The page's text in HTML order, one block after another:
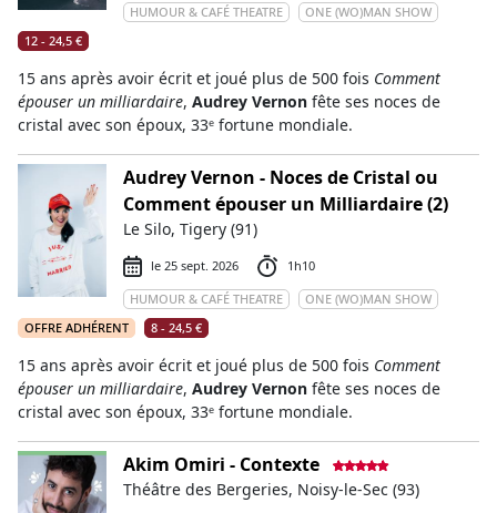
HUMOUR & CAFÉ THEATRE
ONE (WO)MAN SHOW
12 - 24,5 €
15 ans après avoir écrit et joué plus de 500 fois Comment
épouser un milliardaire, Audrey Vernon fête ses noces de
cristal avec son époux, 33ᵉ fortune mondiale.
Audrey Vernon - Noces de Cristal ou
Comment épouser un Milliardaire (2)
Le Silo, Tigery (91)
le 25 sept. 2026
1h10
HUMOUR & CAFÉ THEATRE
ONE (WO)MAN SHOW
OFFRE ADHÉRENT
8 - 24,5 €
15 ans après avoir écrit et joué plus de 500 fois Comment
épouser un milliardaire, Audrey Vernon fête ses noces de
cristal avec son époux, 33ᵉ fortune mondiale.
Akim Omiri - Contexte
Théâtre des Bergeries, Noisy-le-Sec (93)